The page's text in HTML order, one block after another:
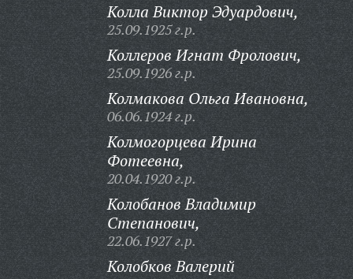
Колла Виктор Эдуардович,
25.09.1925 г.р.
Коллеров Игнат Фролович,
25.09.1926 г.р.
Колмакова Ольга Ивановна,
06.06.1924 г.р.
Колмогорцева Ирина
Фотеевна,
20.04.1920 г.р.
Колобанов Владимир
Степанович,
22.06.1927 г.р.
Колобков Валерий